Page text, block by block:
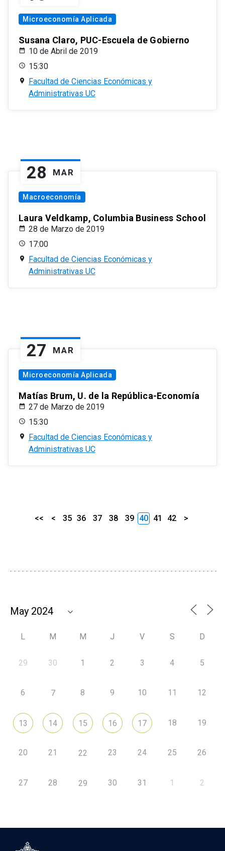
Microeconomía Aplicada
Susana Claro, PUC-Escuela de Gobierno
10 de Abril de 2019
15:30
Facultad de Ciencias Económicas y
Administrativas UC
28 MAR
Macroeconomía
Laura Veldkamp, Columbia Business School
28 de Marzo de 2019
17:00
Facultad de Ciencias Económicas y
Administrativas UC
27 MAR
Microeconomía Aplicada
Matías Brum, U. de la República-Economía
27 de Marzo de 2019
15:30
Facultad de Ciencias Económicas y
Administrativas UC
<< < 35 36 37 38 39 40 41 42 >
L M M J V S D
29 30 1 2 3 4 5
6 7 8 9 10 11 12
13 14 15 16 17 18 19
20 21 22 23 24 25 26
27 28 29 30 31 1 2